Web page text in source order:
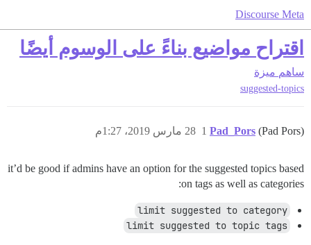
Discourse Meta
اقتراح مواضيع بناءً على الوسوم أيضًا
ساهم ميزة
suggested-topics
Pad_Pors (Pad Pors) 28 مارس 2019، 1:27م 1
it’d be good if admins have an option for the suggested topics based
on tags as well as categories:
limit suggested to category
limit suggested to topic tags